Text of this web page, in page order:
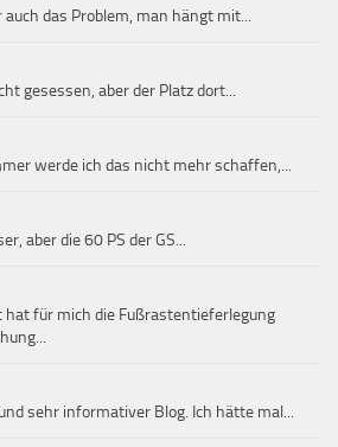
auch das Problem, man hängt mit...
gesessen, aber der Platz dort...
werde ich das nicht mehr schaffen,...
aber die 60 PS der GS...
für mich die Fußrastentieferlegung
sehr informativer Blog. Ich hätte mal...